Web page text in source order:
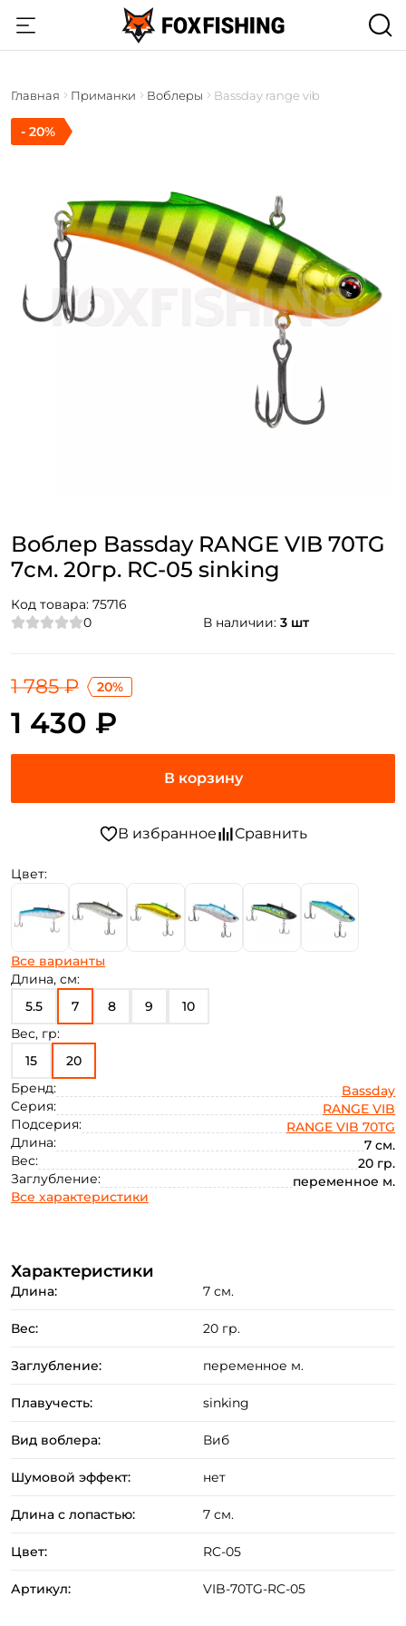
Главная Приманки Воблеры Bassday range vib
Воблер Bassday RANGE VIB 70TG
7см. 20гр. RC-05 sinking
Код товара: 75716
0
В наличии: 3 шт
- 20%
Цвет:
Все варианты
Длина, см:
5.5
7 8 9
10
Вес, гр:
15
20
Бренд:
Bassday
Серия:
RANGE VIB
Подсерия:
RANGE VIB 70TG
Длина:
7 см.
Вес:
20 гр.
Заглубление:
переменное м.
Все характеристики
1 430 ₽
1 785 ₽ 20%
Характеристики
Длина: 7 см.
Вес: 20 гр.
Заглубление: переменное м.
Плавучесть: sinking
Вид воблера: Виб
Шумовой эффект: нет
Длина с лопастью: 7 см.
Цвет: RC-05
Артикул: VIB-70TG-RC-05